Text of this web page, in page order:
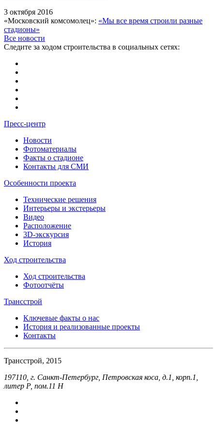
3 октября 2016
«Московский комсомолец»: «Мы все время строили разные
стадионы»
Все новости
Следите за ходом строительства в социальных сетях:
Пресс-центр
Новости
Фотоматериалы
Факты о стадионе
Контакты для СМИ
Особенности проекта
Технические решения
Интерьеры и экстерьеры
Видео
Расположение
3D-экскурсия
История
Ход строительства
Ход строительства
Фотоотчёты
Трансстрой
Ключевые факты о нас
История и реализованные проекты
Контакты
Трансстрой, 2015
197110, г. Санкт-Петербург, Петровская коса, д.1, корп.1,
литер Р, пом.11 Н